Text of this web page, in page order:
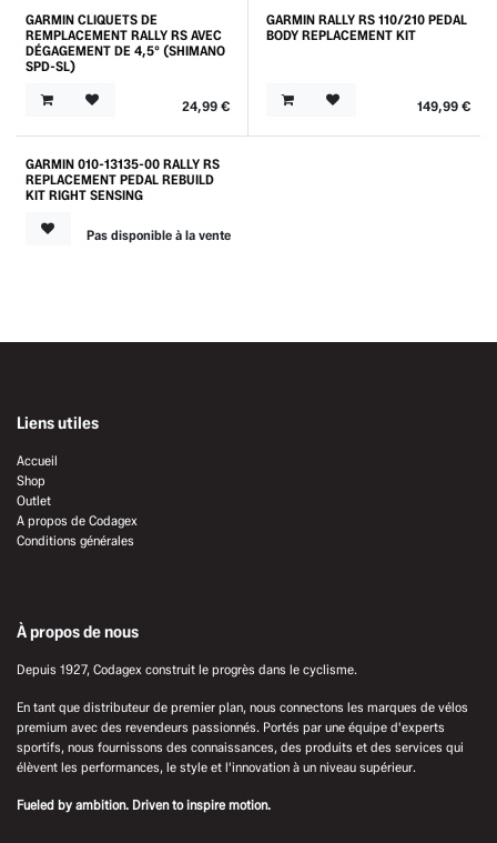
Outlet
GARMIN CLIQUETS DE
REMPLACEMENT RALLY RS AVEC
DÉGAGEMENT DE 4,5° (SHIMANO
SPD-SL)
24,99€
GARMIN RALLY RS 110/210 PEDAL
BODY REPLACEMENT KIT
149,99€
GARMIN 010-13135-00 RALLY RS
REPLACEMENT PEDAL REBUILD
KIT RIGHT SENSING
Pas disponible à la vente
Liens utiles
Accueil
Shop
Outlet
A propos de Codagex
Conditions générales
À propos de nous
Depuis 1927, Codagex construit le progrès dans le cyclisme.
En tant que distributeur de premier plan, nous connectons les marques de vélos
premium avec des revendeurs passionnés. Portés par une équipe d'experts
sportifs, nous fournissons des connaissances, des produits et des services qui
élèvent les performances, le style et l'innovation à un niveau supérieur.
Fueled by ambition. Driven to inspire motion.